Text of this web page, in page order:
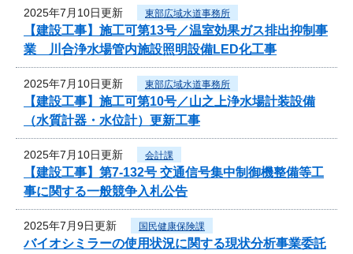
2025年7月10日更新 東部広域水道事務所
【建設工事】施工可第13号／温室効果ガス排出抑制事
業 川合浄水場管内施設照明設備LED化工事
2025年7月10日更新 東部広域水道事務所
【建設工事】施工可第10号／山之上浄水場計装設備
（水質計器・水位計）更新工事
2025年7月10日更新 会計課
【建設工事】第7-132号 交通信号集中制御機整備等工
事に関する一般競争入札公告
2025年7月9日更新 国民健康保険課
バイオシミラーの使用状況に関する現状分析事業委託